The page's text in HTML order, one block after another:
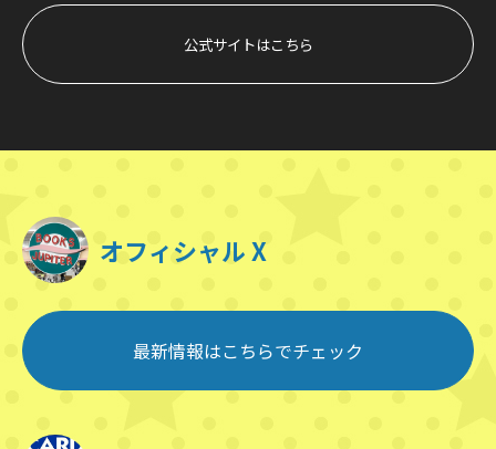
公式サイトはこちら
オフィシャル X
最新情報はこちらでチェック